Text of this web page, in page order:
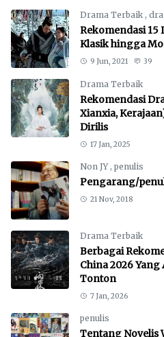
Drama Terbaik ,
Rekomendasi 15
Klasik hingga
9 Jun, 2021 39
Drama Terbaik
Rekomendasi
Xianxia,
Dirilis
17 Jan, 2025
Non JY , penulis
Pengarang/
21 Nov, 2018
Drama Terbaik
Berbagai
China 2026
Tonton
7 Jan, 2026
penulis
Tentang Novelis